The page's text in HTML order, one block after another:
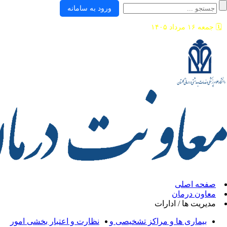
/ ادارات
ها و مراکز تشخیصی و
نظارت و اعتبار بخشی امور